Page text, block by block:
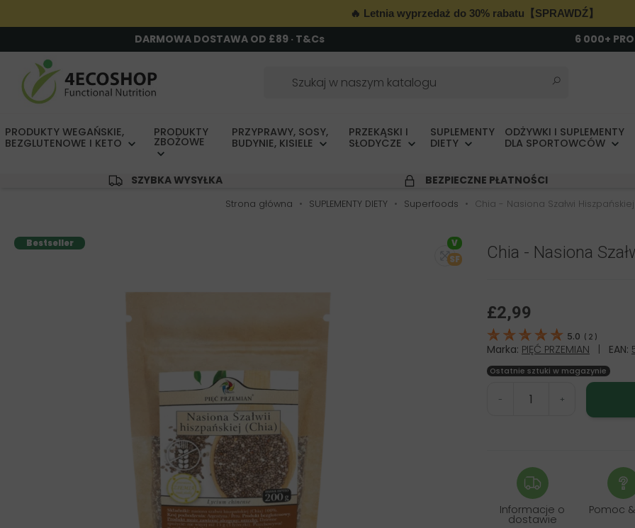
🔥 Letnia wyprzedaż do 30% rabatu【SPRAWDŹ】
DARMOWA DOSTAWA OD £89 · T&Cs 6 000+
PRODUKTY WEGAŃSKIE,
BEZGLUTENOWE I KETO
PRODUKTY
ZBOŻOWE
PRZYPRAWY, SOSY,
BUDYNIE, KISIELE
PRZEKĄSKI I
SŁODYCZE
SUPLEMENTY
DIETY
ODŻYWKI I SUPLEMENTY
DLA SPORTOWCÓW
SZYBKA WYSYŁKA BEZPIECZNE PŁATNOŚCI
Strona główna SUPLEMENTY DIETY Superfoods Chia - Nasiona Szałwi
Bestseller
V
SF
Chia - Nasiona
£2,99
5.0 ( 2 )
Marka: PIĘĆ PRZEMIAN EAN:
Ostatnie sztuki w magazynie
- +
Informacje o
dostawie
Pomoc